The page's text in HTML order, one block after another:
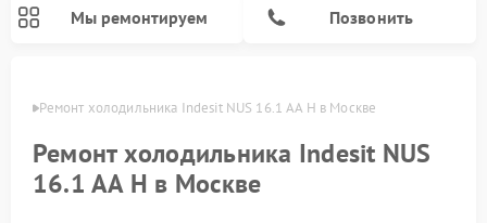
Мы ремонтируем Позвонить
Ремонт холодильника Indesit NUS 16.1 AA H в Москве
Ремонт холодильника Indesit NUS
16.1 AA H в Москве